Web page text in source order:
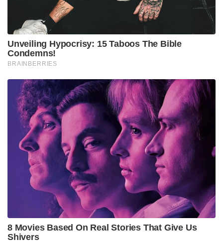
ഉത്തർപ്രദേശ്, മധ്യപ്രദേശ് തുടങ്ങിയ
സംസ്ഥാനങ്ങളിൽ മുഖ്യമന്ത്രിമാരും മന്ത്രിമാരും
തങ്ങളുടെ വാഹനവ്യൂഹത്തിന്റെ വലുപ്പം
കുറയ്ക്കണമെന്ന് നിർദ്ദേശിച്ചിട്ടുണ്ട്.
ആഗോളതലത്തിൽ പെട്രോൾ, ഡീസൽ വില
ഉപയോഗിക്കണമെന്ന് പ്രധാനമന്ത്രി ജനങ്ങളോട്
അഭ്യർത്ഥിച്ചിരുന്നു. വിദേശ നാണയ ശേഖരം
ലാഭിക്കുന്നതിനായി ഒരു വർഷത്തേക്ക് സ്വർണ്ണം
വാങ്ങുന്നത് ഒഴിവാക്കാനും കോവിഡ് കാലത്തെ
പോലെ ഓൺലൈൻ മീറ്റിംഗുകൾ
പ്രോത്സാഹിപ്പിക്കാനും അദ്ദേഹം നിർദ്ദേശിച്ചിട്ടുണ്ട്.
പ്രധാനമന്ത്രിയുടെ ഈ നടപടി സർക്കാരിന്റെ
അനാവശ്യ ചിലവുകൾ കുറയ്ക്കുന്നതിനും വിഭവങ്ങൾ
കൃത്യമായി വിനിയോഗിക്കുന്നതിനും വലിയ
ഉദാഹരണമായി മാറിയിരിക്കുകയാണ്.
സാധാരണക്കാർക്ക് ബുദ്ധിമുട്ടില്ലാത്ത രീതിയിലുള്ള
വിവിഐപി നീക്കങ്ങൾ വരും ദിവസങ്ങളിൽ കൂടുതൽ